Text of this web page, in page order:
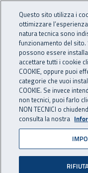
INAIL -
Navigazione - Ti
Home Atti e documenti
10 ottobre 2024
10 ottobre 2024
Circolare
ottobre
Questo sito utilizza i
ottimizzare
natura tecnica sono
funzionamento del sito.
possono essere
accettare tutti i cookie
COOKIE, oppure puoi
categorie che vuoi
COOKIE. Se invece
non tecnici, puoi farlo
NON TECNICI o
consulta la nostra